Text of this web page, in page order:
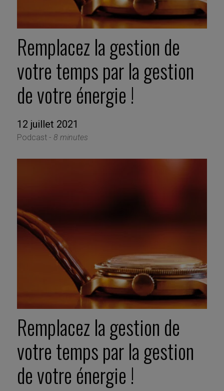
Remplacez la gestion de
votre temps par la gestion
de votre énergie !
12 juillet 2021
Podcast - 8 minutes
Remplacez la gestion de
votre temps par la gestion
de votre énergie !